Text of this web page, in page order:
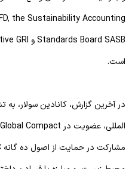
the Sustainability Accounting
است.
در آخرین گزارش، کانادین سولار،